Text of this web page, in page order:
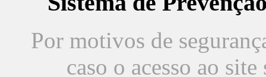
Por motivos de
caso o acesso ao